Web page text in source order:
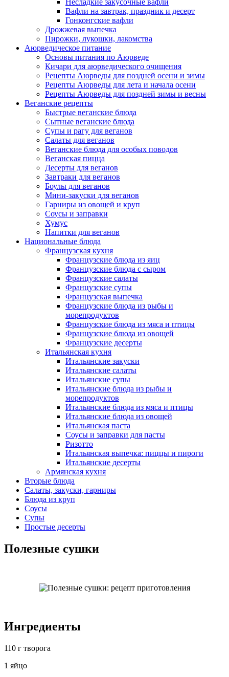
Вафли на завтрак, праздник и десерт
Гонконгские вафли
Дрожжевая выпечка
Пирожки, лукошки, лакомства
Аюрведическое питание
Основы питания по Аюрведе
Кичари для аюрведического очищения
Рецепты Аюрведы для поздней осени и зимы
Рецепты Аюрведы для лета и начала осени
Рецепты Аюрведы для поздней зимы и весны
Веганские рецепты
Быстрые веганские блюда
Сытные веганские блюда
Супы и рагу для веганов
Салаты для веганов
Веганские блюда для особых поводов
Веганская пицца
Десерты для веганов
Завтраки для веганов
Боулы для веганов
Мини-закуски для веганов
Гарниры из овощей и круп
Соусы и заправки
Хумус
Напитки для веганов
Национальные блюда
Французская кухня
Французские блюда из яиц
Французские блюда с сыром
Французские салаты
Французские супы
Французская выпечка
Французские блюда из рыбы и
морепродуктов
Французские блюда из мяса и птицы
Французские блюда из овощей
Французские десерты
Итальянская кухня
Итальянские закуски
Итальянские салаты
Итальянские супы
Итальянские блюда из рыбы и
морепродуктов
Итальянские блюда из мяса и птицы
Итальянские блюда из овощей
Итальянская паста
Соусы и заправки для пасты
Ризотто
Итальянская выпечка: пиццы и пироги
Итальянские десерты
Армянская кухня
Вторые блюда
Салаты, закуски, гарниры
Блюда из круп
Соусы
Супы
Простые десерты
Полезные сушки
Ингредиенты
110 г творога
1 яйцо